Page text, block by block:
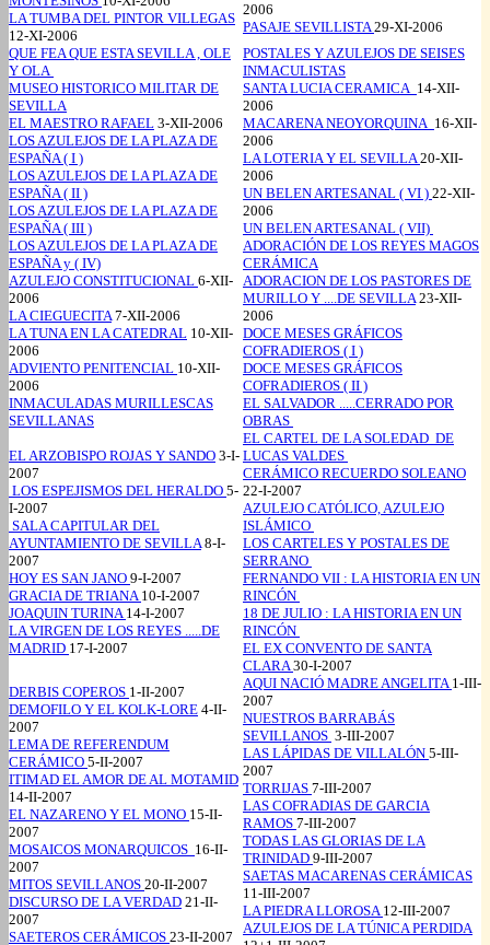
LA TUMBA DEL PINTOR VILLEGAS
12-XI-2006
2006
PASAJE SEVILLISTA29-XI-2006
QUE FEA QUE ESTA SEVILLA , OLE
Y OLA
MUSEO HISTORICO MILITAR DE
SEVILLA
EL MAESTRO RAFAEL 3-XII-2006
LOS AZULEJOS DE LA PLAZA DE
ESPAÑA ( I )
LOS AZULEJOS DE LA PLAZA DE
ESPAÑA ( II )
LOS AZULEJOS DE LA PLAZA DE
ESPAÑA ( III )
LOS AZULEJOS DE LA PLAZA DE
ESPAÑA y ( IV)
AZULEJO CONSTITUCIONAL 6-XII-
2006
LA CIEGUECITA7-XII-2006
LA TUNA EN LA CATEDRAL 10-XII-
2006
ADVIENTO PENITENCIAL 10-XII-
2006
INMACULADAS MURILLESCAS
SEVILLANAS
POSTALES Y AZULEJOS DE SEISES
INMACULISTAS
SANTA LUCIA CERAMICA 14-XII-
2006
MACARENA NEOYORQUINA 16-XII-
2006
LA LOTERIA Y EL SEVILLA20-XII-
2006
UN BELEN ARTESANAL ( VI ) 22-XII-
2006
UN BELEN ARTESANAL ( VII)
ADORACIÓN DE LOS REYES MAGOS
CERÁMICA
ADORACION DE LOS PASTORES DE
MURILLO Y ....DE SEVILLA23-XII-
2006
DOCE MESES GRÁFICOS
COFRADIEROS ( I )
DOCE MESES GRÁFICOS
COFRADIEROS ( II )
EL SALVADOR .....CERRADO POR
OBRAS
EL ARZOBISPO ROJAS Y SANDO 3-I-
2007
LOS ESPEJISMOS DEL HERALDO 5-
I-2007
SALA CAPITULAR DEL
AYUNTAMIENTO DE SEVILLA8-I-
2007
HOY ES SAN JANO 9-I-2007
GRACIA DE TRIANA10-I-2007
JOAQUIN TURINA14-I-2007
LA VIRGEN DE LOS REYES .....DE
MADRID 17-I-2007
EL CARTEL DE LA SOLEDAD DE
LUCAS VALDES
CERÁMICO RECUERDO SOLEANO
22-I-2007
AZULEJO CATÓLICO, AZULEJO
ISLÁMICO
LOS CARTELES Y POSTALES DE
SERRANO
FERNANDO VII : LA HISTORIA EN UN
RINCÓN
18 DE JULIO : LA HISTORIA EN UN
RINCÓN
EL EX CONVENTO DE SANTA
CLARA30-I-2007
DERBIS COPEROS 1-II-2007
DEMOFILO Y EL KOLK-LORE 4-II-
2007
LEMA DE REFERENDUM
CERÁMICO 5-II-2007
ITIMAD EL AMOR DE AL MOTAMID
14-II-2007
EL NAZARENO Y EL MONO 15-II-
2007
MOSAICOS MONARQUICOS 16-II-
2007
MITOS SEVILLANOS 20-II-2007
DISCURSO DE LA VERDAD 21-II-
2007
SAETEROS CERÁMICOS 23-II-2007
AQUI NACIÓ MADRE ANGELITA1-III-
2007
NUESTROS BARRABÁS
SEVILLANOS 3-III-2007
LAS LÁPIDAS DE VILLALÓN 5-III-
2007
TORRIJAS 7-III-2007
LAS COFRADIAS DE GARCIA
RAMOS 7-III-2007
TODAS LAS GLORIAS DE LA
TRINIDAD 9-III-2007
SAETAS MACARENAS CERÁMICAS
11-III-2007
LA PIEDRA LLOROSA12-III-2007
AZULEJOS DE LA TÚNICA PERDIDA